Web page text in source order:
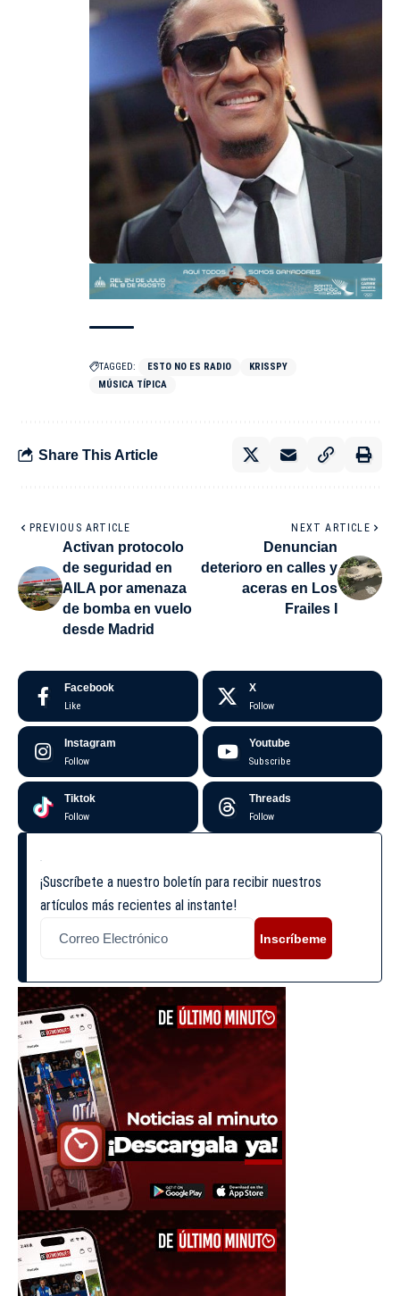
TAGGED: ESTO NO ES RADIO
KRISSPY
MÚSICA TÍPICA
Share This Article
PREVIOUS ARTICLE
Activan protocolo
de seguridad en
AILA por amenaza
de bomba en vuelo
desde Madrid
NEXT ARTICLE
Denuncian
deterioro en calles y
aceras en Los
Frailes I
Facebook
Like
X
Follow
Instagram
Follow
Youtube
Subscribe
Tiktok
Follow
Threads
Follow
¡Suscríbete a nuestro boletín para recibir nuestros
artículos más recientes al instante!
Inscríbeme